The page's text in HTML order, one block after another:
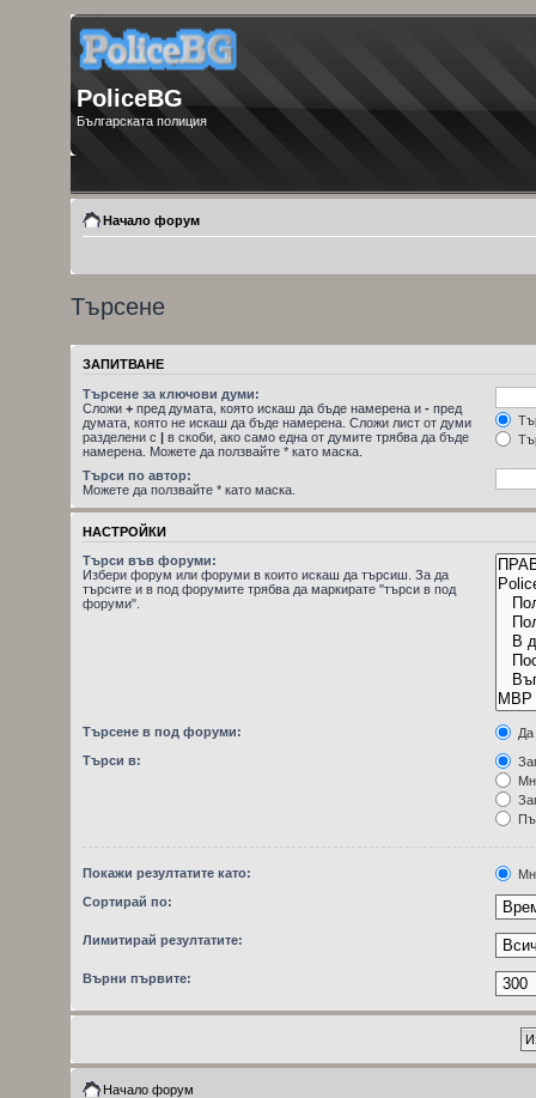
PoliceBG
Българската полиция
Начало форум
Търсене
ЗАПИТВАНЕ
Търсене за ключови думи:
Сложи + пред думата, която искаш да бъде намерена и - пред
думата, която не искаш да бъде намерена. Сложи лист от думи
разделени с | в скоби, ако само една от думите трябва да бъде
намерена. Можете да ползвайте * като маска.
Търси по автор:
Можете да ползвайте * като маска.
НАСТРОЙКИ
Търси във форуми:
Избери форум или форуми в които искаш да търсиш. За да
търсите и в под форумите трябва да маркирате "търси в под
форуми".
Търсене в под форуми:
Да
Търси в:
Покажи резултатите като:
Сортирай по:
Лимитирай резултатите:
Върни първите:
Начало форум